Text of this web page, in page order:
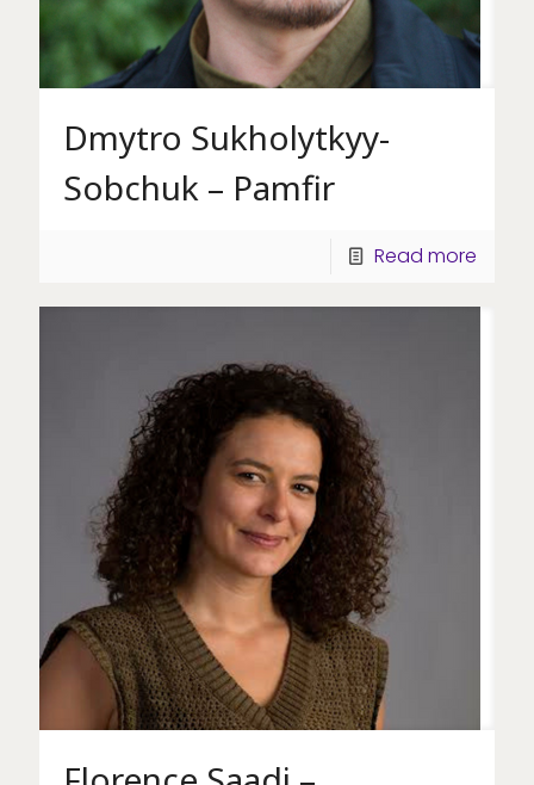
Dmytro Sukholytkyy-
Sobchuk – Pamfir
Read more